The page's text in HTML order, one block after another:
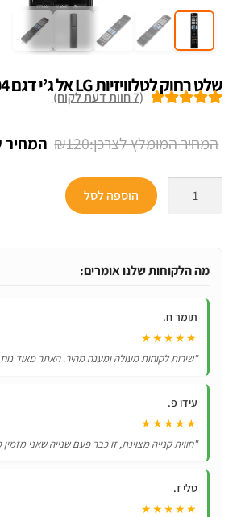
שלט רחוק לטלוויזיות LG אל ג’י דגם AKB73756504
לקוחות
(
7חוות דעת לקוח)
₪120
המחיר
לטלוויזיות
AKB73756504
הוספה לסל
מה הלקוחות שלנו אומרים:
תומר ח.
★★★★★
"שירות לקוחות מעולה ומענה מהיר. האתר מאוד
עידו פ.
★★★★★
"חווית קנייה מצוינת, זו כבר פעם שנייה שאני
טלי ז.
★★★★★